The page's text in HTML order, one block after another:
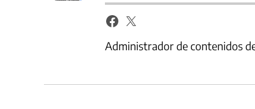
Administrador de contenidos